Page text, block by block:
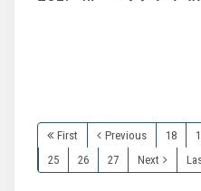
First Previous 18
25
26 27 Next